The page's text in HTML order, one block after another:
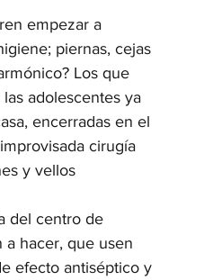
empezar a
piernas, cejas
Los que
adolescentes ya
encerradas en el
cirugía
y vellos
del centro de
a hacer, que usen
efecto antiséptico y